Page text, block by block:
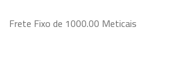
Frete Fixo de 1000.00 Meticais